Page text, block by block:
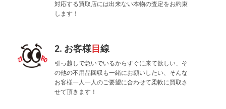
対応する買取店には出来ない本物の査定をお約束
します！
2. お客様目線
引っ越しで急いでいるからすぐに来て欲しい、そ
の他の不用品回収も一緒にお願いしたい、そんな
お客様一人一人のご要望に合わせて柔軟に買取さ
せて頂きます！